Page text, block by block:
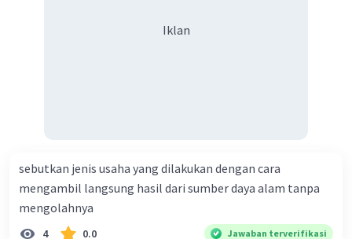
Iklan
sebutkan jenis usaha yang dilakukan dengan cara
mengambil langsung hasil dari sumber daya alam tanpa
mengolahnya
4 0.0 Jawaban terverifikasi